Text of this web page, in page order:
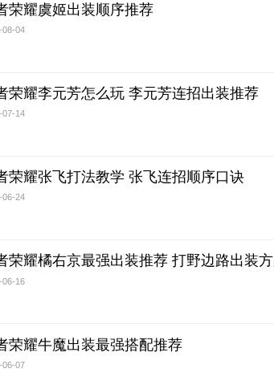
荣耀虞姬出装顺序推荐
08-04
荣耀李元芳怎么玩 李元芳连招出装推荐
07-14
荣耀张飞打法教学 张飞连招顺序口诀
06-24
荣耀橘右京最强出装推荐 打野边路出装
06-16
荣耀牛魔出装最强搭配推荐
06-07